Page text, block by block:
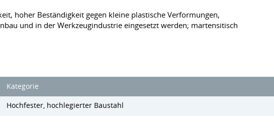
hoher Beständigkeit gegen kleine plastische Verformungen,
und in der Werkzeugindustrie eingesetzt werden; martensitisch
Kategorie
Hochfester, hochlegierter Baustahl